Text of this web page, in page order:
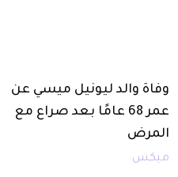
وفاة والد ليونيل ميسي عن
عمر 68 عامًا بعد صراع مع
المرض
ميكس